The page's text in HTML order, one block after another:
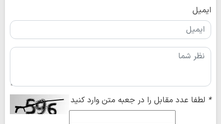
ایمیل
* لطفا عدد مقابل را در جعبه متن وارد کنید